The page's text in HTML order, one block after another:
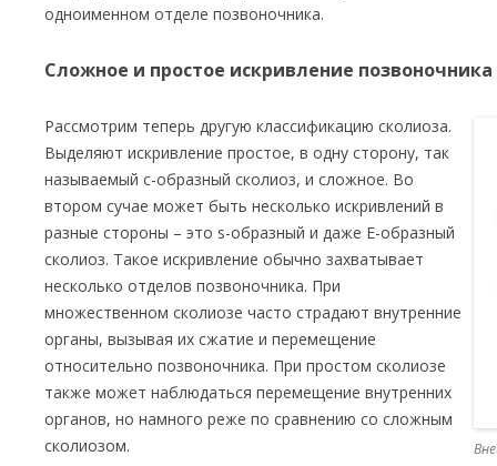
одноименном отделе позвоночника.
Сложное и простое искривление позвоночника
Рассмотрим теперь другую классификацию сколиоза.
Выделяют искривление простое, в одну сторону, так
называемый с-образный сколиоз, и сложное. Во
втором сучае может быть несколько искривлений в
разные стороны – это s-образный и даже Е-образный
сколиоз. Такое искривление обычно захватывает
несколько отделов позвоночника. При
множественном сколиозе часто страдают внутренние
органы, вызывая их сжатие и перемещение
относительно позвоночника. При простом сколиозе
также может наблюдаться перемещение внутренних
органов, но намного реже по сравнению со сложным
сколиозом.